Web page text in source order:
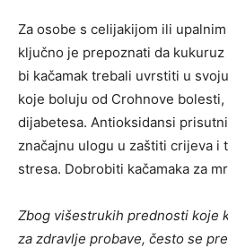
Za osobe s celijakijom ili
ključno je prepoznati da
bi kačamak trebali uvrstiti u
koje boluju od Crohnove
dijabetesa. Antioksidansi
značajnu ulogu u zaštiti crijeva i
stresa. Dobrobiti kačamaka za
Zbog višestrukih prednosti koje
za zdravlje probave, često se